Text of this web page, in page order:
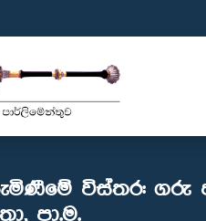
විස්තර: ගරු
පා.ම.